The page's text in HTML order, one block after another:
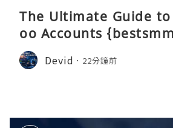
The Ultimate Guide
oo Accounts
Devid 22分鐘前